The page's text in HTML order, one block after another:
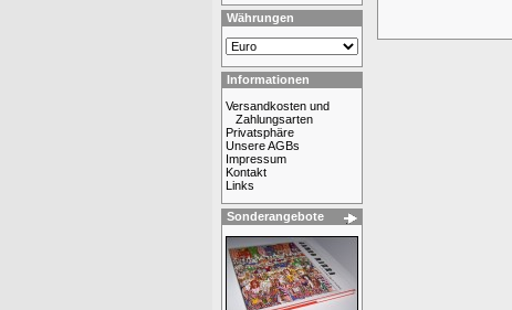
Währungen
Informationen
Versandkosten und
Zahlungsarten
Privatsphäre
Unsere AGBs
Impressum
Kontakt
Links
Sonderangebote